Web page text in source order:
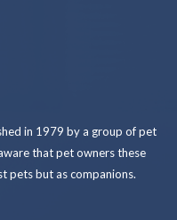
in 1979 by a group of pet
that pet owners these
pets but as companions.